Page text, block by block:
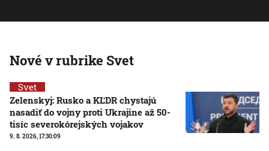
Nové v rubrike Svet
Svet
Zelenskyj: Rusko a KĽDR chystajú
nasadiť do vojny proti Ukrajine až 50-
tisíc severokórejských vojakov
9. 8. 2026, 17:30:09